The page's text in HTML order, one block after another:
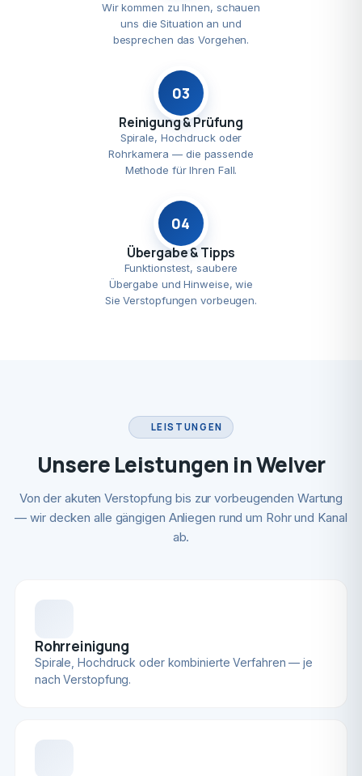
Wir kommen zu Ihnen, schauen
uns die Situation an und
besprechen das Vorgehen.
03
Reinigung & Prüfung
Spirale, Hochdruck oder
Rohrkamera — die passende
Methode für Ihren Fall.
04
Übergabe & Tipps
Funktionstest, saubere
Übergabe und Hinweise, wie
Sie Verstopfungen vorbeugen.
LEISTUNGEN
Unsere Leistungen in Welver
Von der akuten Verstopfung bis zur vorbeugenden Wartung
— wir decken alle gängigen Anliegen rund um Rohr und Kanal
ab.
Rohrreinigung
Spirale, Hochdruck oder kombinierte Verfahren — je
nach Verstopfung.